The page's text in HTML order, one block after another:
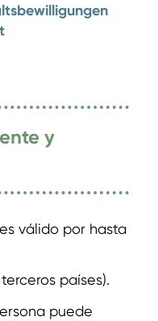
y
válido por hasta
países).
puede